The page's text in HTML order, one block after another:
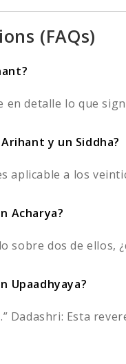
(FAQs)
en detalle lo que
y un Siddha?
aplicable a los
Acharya?
sobre dos de ellos,
Upaadhyaya?
Dadashri: Esta